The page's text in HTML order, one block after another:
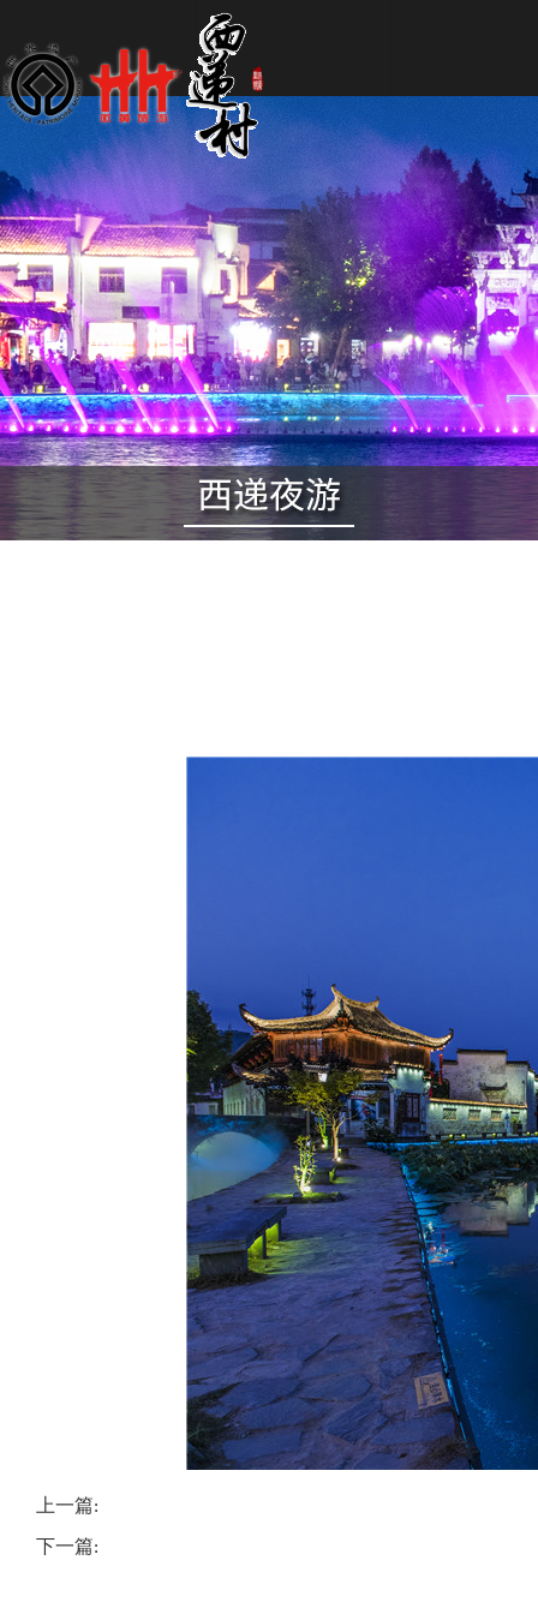
上一篇:
下一篇: